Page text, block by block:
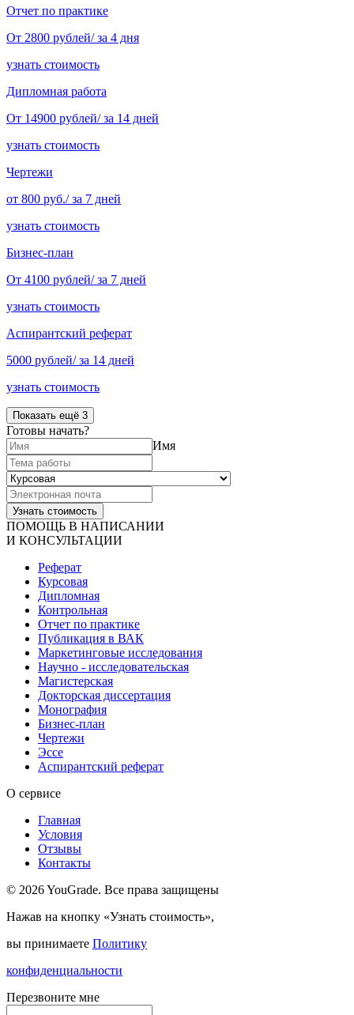
Отчет по практике
От 2800 рублей/ за 4 дня
узнать стоимость
Дипломная работа
От 14900 рублей/ за 14 дней
узнать стоимость
Чертежи
от 800 руб./ за 7 дней
узнать стоимость
Бизнес-план
От 4100 рублей/ за 7 дней
узнать стоимость
Аспирантский реферат
5000 рублей/ за 14 дней
узнать стоимость
Показать ещё 3
Готовы начать?
Имя
ПОМОЩЬ В НАПИСАНИИ
И КОНСУЛЬТАЦИИ
Реферат
Курсовая
Дипломная
Контрольная
Отчет по практике
Публикация в ВАК
Маркетинговые исследования
Научно - исследовательская
Магистерская
Докторская диссертация
Монография
Бизнес-план
Чертежи
Эссе
Аспирантский реферат
О сервисе
Главная
Условия
Отзывы
Контакты
© 2026 YouGrade. Все права защищены
Нажав на кнопку «Узнать стоимость»,
вы принимаете Политику
конфиденциальности
Перезвоните мне